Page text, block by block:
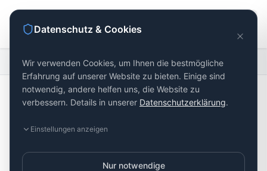
Startseite Entwässerungssysteme steinteppich
Datenschutz & Cookies
Wir verwenden Cookies, um Ihnen die bestmögliche
Erfahrung auf unserer Website zu bieten. Einige sind
notwendig, andere helfen uns, die Website zu
verbessern. Details in unserer Datenschutzerklärung.
Einstellungen anzeigen
Nur notwendige